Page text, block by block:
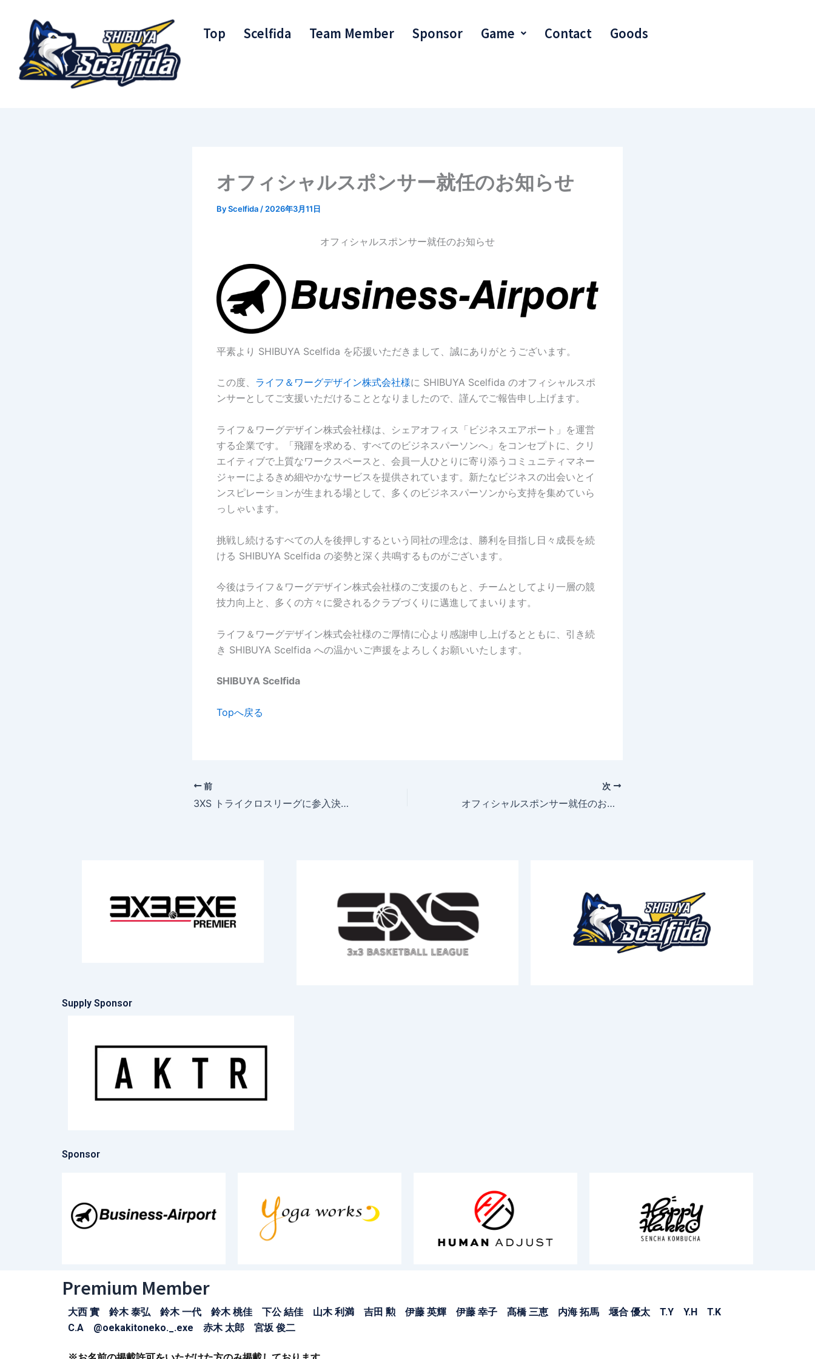
Top Scelfida Team Member Sponsor Game Contact Goods
オフィシャルスポンサー就任のお知らせ
ByScelfida / 2026年3月11日
オフィシャルスポンサー就任のお知らせ
平素より SHIBUYA Scelfida を応援いただきまして、誠にありがとうございます。
この度、 ライフ＆ワーグデザイン株式会社様に SHIBUYA Scelfida のオフィシャルスポ
ンサーとしてご支援いただけることとなりましたので、謹んでご報告申し上げます。
ライフ＆ワーグデザイン株式会社様は、シェアオフィス「ビジネスエアポート」を運営
する企業です。「飛躍を求める、すべてのビジネスパーソンへ」をコンセプトに、クリ
エイティブで上質なワークスペースと、会員一人ひとりに寄り添うコミュニティマネー
ジャーによるきめ細やかなサービスを提供されています。新たなビジネスの出会いとイ
ンスピレーションが生まれる場として、多くのビジネスパーソンから支持を集めていら
っしゃいます。
挑戦し続けるすべての人を後押しするという同社の理念は、勝利を目指し日々成長を続
ける SHIBUYA Scelfida の姿勢と深く共鳴するものがございます。
今後はライフ＆ワーグデザイン株式会社様のご支援のもと、チームとしてより一層の競
技力向上と、多くの方々に愛されるクラブづくりに邁進してまいります。
ライフ＆ワーグデザイン株式会社様のご厚情に心より感謝申し上げるとともに、引き続
き SHIBUYA Scelfida への温かいご声援をよろしくお願いいたします。
SHIBUYA Scelfida
Topへ戻る
前
3XS トライクロスリーグに参入決定！
次
オフィシャルスポンサー就任のお知らせ
Supply Sponsor
Sponsor
Premium Member
大西 實 鈴木 泰弘 鈴木 一代 鈴木 桃佳 下公 結佳 山木 利満 吉田 勲 伊藤 英輝 伊藤 幸子 髙橋 三恵 内海 拓馬 堰合 優太 T.Y Y.H T.K
C.A @oekakitoneko._.exe 赤木 太郎 宮坂 俊二